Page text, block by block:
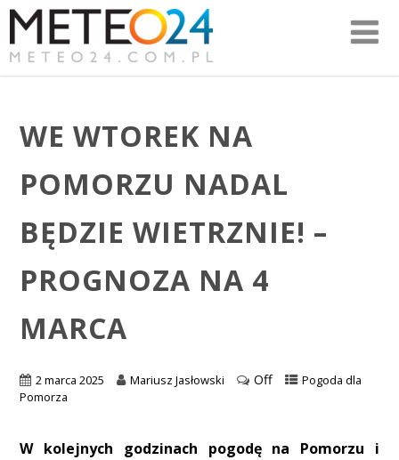
WE WTOREK NA
POMORZU NADAL
BĘDZIE WIETRZNIE! –
PROGNOZA NA 4
MARCA
2 marca 2025 Mariusz Jasłowski Off
Pogoda dla
Pomorza
W kolejnych godzinach pogodę na Pomorzu i